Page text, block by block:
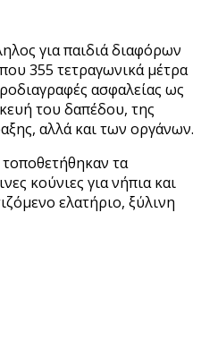
για παιδιά διαφόρων
355 τετραγωνικά μέτρα
ασφαλείας ως
του δαπέδου, της
αλλά και των οργάνων.
τα
κούνιες για νήπια και
ελατήριο, ξύλινη